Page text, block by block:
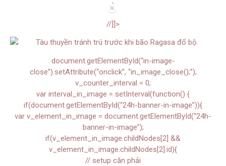
}
//]]>
//
document.getElementById(“in-image-
close”).setAttribute(“onclick”, “in_image_close();”);
v_counter_interval = 0;
var interval_in_image = setInterval(function() {
if(document.getElementById(“24h-banner-in-image”)){
var v_element_in_image = document.getElementById(“24h-
banner-in-image”);
if(v_element_in_image.childNodes[2] &&
v_element_in_image.childNodes[2].id){
// setup căn phải